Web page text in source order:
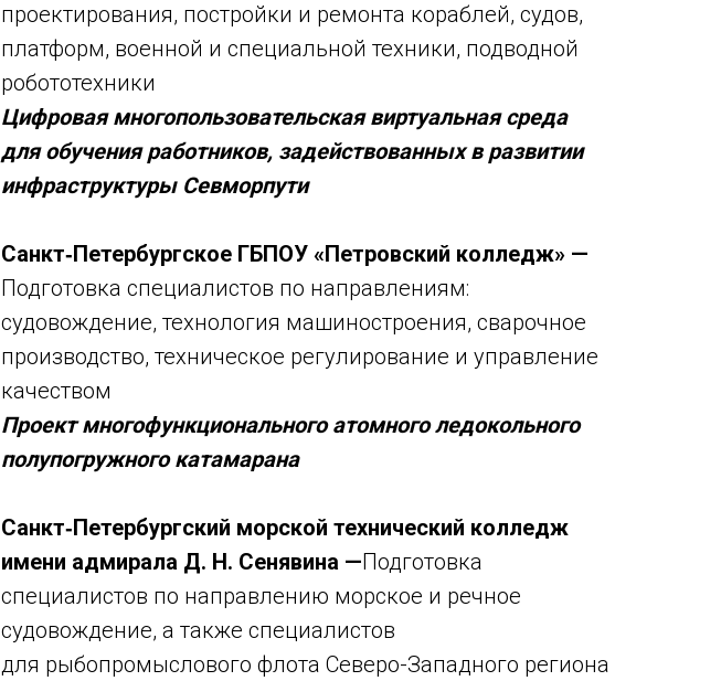
проектирования, постройки и ремонта кораблей, судов,
платформ, военной и специальной техники, подводной
робототехники
Цифровая многопользовательская виртуальная среда
для обучения работников, задействованных в развитии
инфраструктуры Севморпути
Санкт‑Петербургское ГБПОУ «Петровский колледж» —
Подготовка специалистов по направлениям:
судовождение, технология машиностроения, сварочное
производство, техническое регулирование и управление
качеством
Проект многофункционального атомного ледокольного
полупогружного катамарана
Санкт‑Петербургский морской технический колледж
имени адмирала Д. Н. Сенявина —Подготовка
специалистов по направлению морское и речное
судовождение, а также специалистов
для рыбопромыслового флота Северо-Западного региона